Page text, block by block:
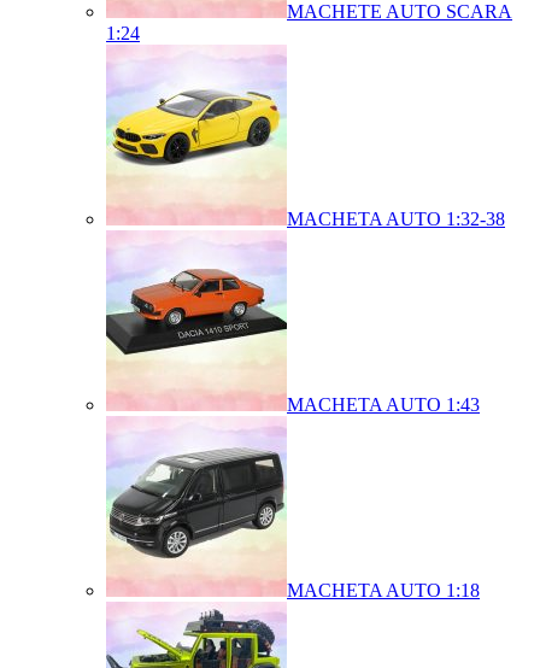
MACHETE AUTO SCARA
1:24
MACHETA AUTO 1:32-38
MACHETA AUTO 1:43
MACHETA AUTO 1:18